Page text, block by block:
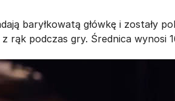
baryłkowatą główkę i zostały
rąk podczas gry. Średnica wynosi